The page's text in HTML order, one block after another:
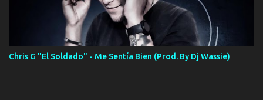
Chris G "El Soldado" - Me Sentía Bien (Prod. By Dj Wassie)